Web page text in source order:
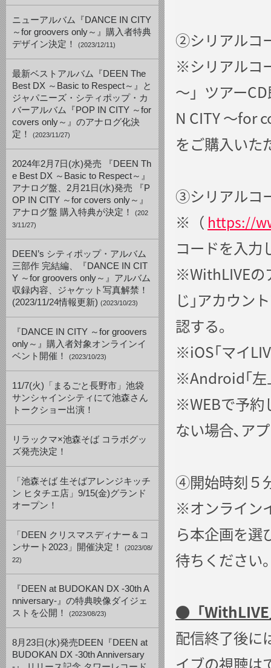
ニューアルバム『DANCE IN CITY
～for groovers only～』購入者特典
デザイン決定！
(2023/12/11)
最新ベストアルバム『DEEN The
Best DX ～Basic to Respect～』と
ジャパニーズ・シティポップ・カ
バーアルバム『POP IN CITY ～for
covers only～』のアナログ化決
定！
(2023/11/27)
2024年2月7日(水)発売 『DEEN Th
e Best DX ～Basic to Respect～』
アナログ盤、2月21日(水)発売 『P
OP IN CITY ～for covers only～』
アナログ盤 購入特典が決定！
(202
3/11/27)
DEEN’s シティポップ・アルバム
三部作 完結編、『DANCE IN CIT
Y ～for groovers only～』アルバム
収録内容、ジャケット写真解禁！
(2023/11/24情報更新) (2023/10/23)
『DANCE IN CITY ～for groovers
only～』購入者対象オンラインイ
ベント開催！
(2023/10/23)
11/7(火)「まるごと長野市」池袋
サンシャインシティにて池森さん
トークショー出演！
リラックマ×池森そば コラボグッ
ズ発売決定！
「池森そば 生そばアレンジキッチ
ン ヒタチエ店」9/15(金)グランド
オープン！
「DEEN クリスマスディナー＆コ
ンサート2023」開催決定！
(2023/08/
22)
『DEEN at BUDOKAN DX -30th A
nniversary-』の特典映像ダイジェ
ストを公開！
(2023/08/23)
8月23日(水)発売DEEN『DEEN at
BUDOKAN DX -30th Anniversary
②シリアルコ
※シリアルコ
～」ツアー
N CITY 〜for
をご購入いた
③シリアルコ
※（ https://
コードを入力
※WithLIVEの
じ｣アカウン
認する｡
※iOS｢マイ
※Android｢左
※WEBで予約
ない場合､ア
④開始時刻５
※オンライン
ら本企画を選
待ちください
●「WithLIVE
配信終了後に
イブの視聴は